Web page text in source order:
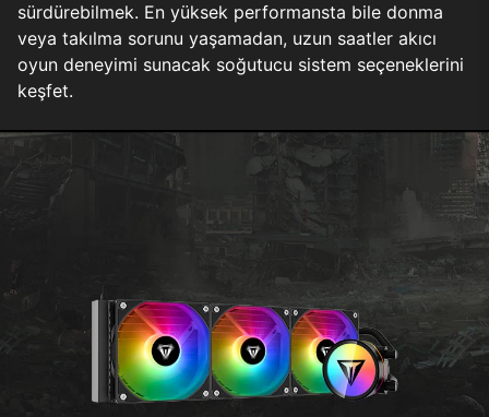
sürdürebilmek. En yüksek performansta bile donma
veya takılma sorunu yaşamadan, uzun saatler akıcı
oyun deneyimi sunacak soğutucu sistem seçeneklerini
keşfet.